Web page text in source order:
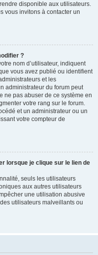
disponible aux utilisateurs.
vous invitons à contacter un
?
nom d’utilisateur, indiquent
vous avez publié ou identifient
et les
administrateur du forum peut
ne pas abuser de ce système en
votre rang sur le forum.
et un administrateur ou un
votre compteur de
lorsque je clique sur le lien de
seuls les utilisateurs
aux autres utilisateurs
une utilisation abusive
utilisateurs malveillants ou